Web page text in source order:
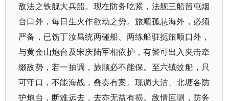
敌法之铁舰大兵船。现在防务吃紧，法舰三船留屯烟
台口外，每日生火作欲动之势。旅顺孤悬海外，必须
严备，已饬丁汝昌统两碰船、两练船驻扼旅顺口外，
与黄金山炮台及宋庆陆军相依护，有警可出入夹击牵
缀敌势，若一抽调，旅顺必不能保。至六镇蚊船，只
可守口，不能海战，叠奏有案。现调大沽、北塘各防
护炮台，断难远去，去亦无益有损。敌情叵测，防务